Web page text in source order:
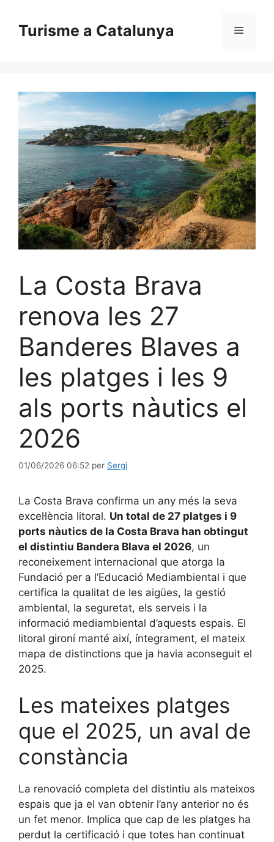
contingut
Turisme a Catalunya Menú
La Costa Brava
renova les 27
Banderes Blaves a
les platges i les 9
als ports nàutics el
2026
01/06/2026 06:52 per Sergi
La Costa Brava confirma un any més la seva
excel·lència litoral. Un total de 27 platges i 9
ports nàutics de la Costa Brava han obtingut
el distintiu Bandera Blava el 2026, un
reconeixement internacional que atorga la
Fundació per a l’Educació Mediambiental i que
certifica la qualitat de les aigües, la gestió
ambiental, la seguretat, els serveis i la
informació mediambiental d’aquests espais. El
litoral gironí manté així, íntegrament, el mateix
mapa de distinctions que ja havia aconseguit el
2025.
Les mateixes platges
que el 2025, un aval de
constància
La renovació completa del distintiu als mateixos
espais que ja el van obtenir l’any anterior no és
un fet menor. Implica que cap de les platges ha
perdut la certificació i que totes han continuat